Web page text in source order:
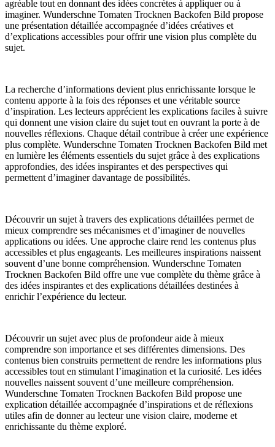
agréable tout en donnant des idées concrètes à appliquer ou à
imaginer. Wunderschne Tomaten Trocknen Backofen Bild propose
une présentation détaillée accompagnée d’idées créatives et
d’explications accessibles pour offrir une vision plus complète du
sujet.
La recherche d’informations devient plus enrichissante lorsque le
contenu apporte à la fois des réponses et une véritable source
d’inspiration. Les lecteurs apprécient les explications faciles à suivre
qui donnent une vision claire du sujet tout en ouvrant la porte à de
nouvelles réflexions. Chaque détail contribue à créer une expérience
plus complète. Wunderschne Tomaten Trocknen Backofen Bild met
en lumière les éléments essentiels du sujet grâce à des explications
approfondies, des idées inspirantes et des perspectives qui
permettent d’imaginer davantage de possibilités.
Découvrir un sujet à travers des explications détaillées permet de
mieux comprendre ses mécanismes et d’imaginer de nouvelles
applications ou idées. Une approche claire rend les contenus plus
accessibles et plus engageants. Les meilleures inspirations naissent
souvent d’une bonne compréhension. Wunderschne Tomaten
Trocknen Backofen Bild offre une vue complète du thème grâce à
des idées inspirantes et des explications détaillées destinées à
enrichir l’expérience du lecteur.
Découvrir un sujet avec plus de profondeur aide à mieux
comprendre son importance et ses différentes dimensions. Des
contenus bien construits permettent de rendre les informations plus
accessibles tout en stimulant l’imagination et la curiosité. Les idées
nouvelles naissent souvent d’une meilleure compréhension.
Wunderschne Tomaten Trocknen Backofen Bild propose une
explication détaillée accompagnée d’inspirations et de réflexions
utiles afin de donner au lecteur une vision claire, moderne et
enrichissante du thème exploré.